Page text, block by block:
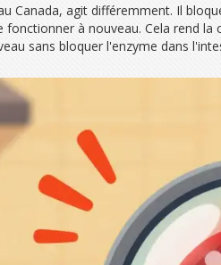
Canada, agit différemment. Il
à nouveau. Cela rend
sans bloquer l'enzyme dans